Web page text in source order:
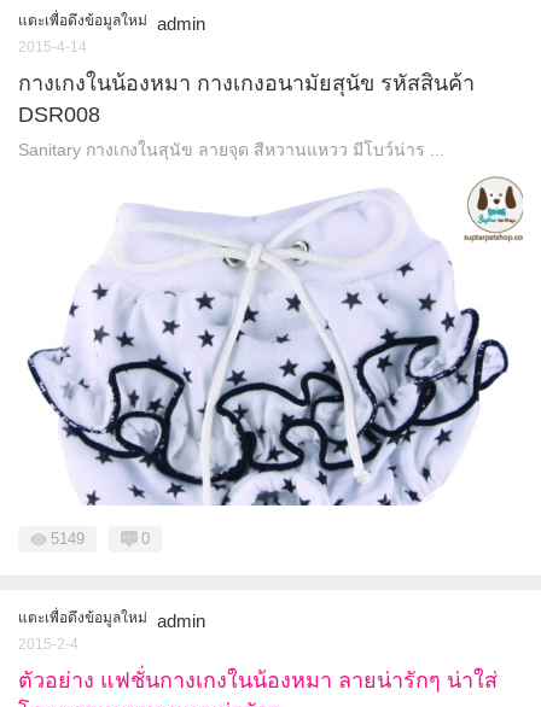
แตะเพื่อดึงข้อมูลใหม่ admin
2015-4-14
กางเกงในน้องหมา กางเกงอนามัยสุนัข รหัสสินค้า
DSR008
Sanitary กางเกงในสุนัข ลายจุด สีหวานแหวว มีโบว์น่าร ...
5149 0
แตะเพื่อดึงข้อมูลใหม่ admin
2015-2-4
ตัวอย่าง แฟชั่นกางเกงในน้องหมา ลายน่ารักๆ น่าใส่